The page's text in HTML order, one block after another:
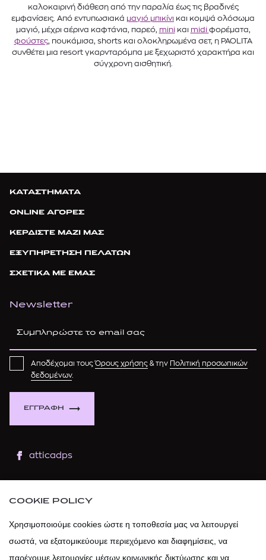
καλοκαιρινή διάθεση από την παραλία έως τις βραδινές
εμφανίσεις. Από εντυπωσιακά μαγιό μπικίνι και κομψά ολόσωμα
μαγιό, μέχρι αέρινα καφτάνια, παρεό, miniκαι midi φορέματα,
φούστες, πουκάμισα, shorts και ολοκληρωμένα σετ, η PAOLITA
συνθέτει μια resort γκαρνταρόμπα με ξεχωριστό χαρακτήρα και
σύγχρονη αισθητική.
ΚΑΤΑΣΤΗΜΑΤΑ
ONLINE ΑΓΟΡΕΣ
ΚΕΡΔΙΣΤΕ ΜΑΖΙ ΜΑΣ
ΕΞΥΠΗΡΕΤΗΣΗ ΠΕΛΑΤΩΝ
ΣΧΕΤΙΚΑ ΜΕ ΕΜΑΣ
Newsletter
ΕΓΓΡΑΦΗ
Αποδέχομαι τουςΌρους χρήσης & την Πολιτική προσωπικών
δεδομένων.
atticadps
atticadps
COOKIE POLICY
Χρησιμοποιούμε cookies ώστε η τοποθεσία μας να λειτουργεί
σωστά, να εξατομικεύουμε περιεχόμενο και διαφημίσεις, να
παρέχουμε λειτουργίες μέσων κοινωνικής δικτύωσης και να